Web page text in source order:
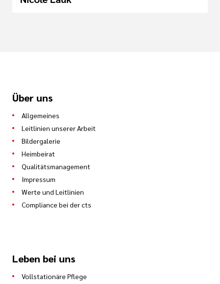
Über uns
Allgemeines
Leitlinien unserer Arbeit
Bildergalerie
Heimbeirat
Qualitätsmanagement
Impressum
Werte und Leitlinien
Compliance bei der cts
Leben bei uns
Vollstationäre Pflege